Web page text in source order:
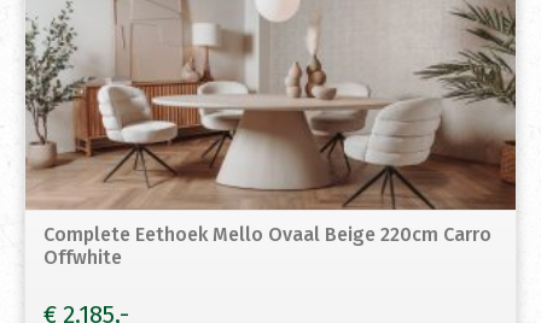
Complete Eethoek Mello Ovaal Beige 220cm Carro
Offwhite
€ 2.185